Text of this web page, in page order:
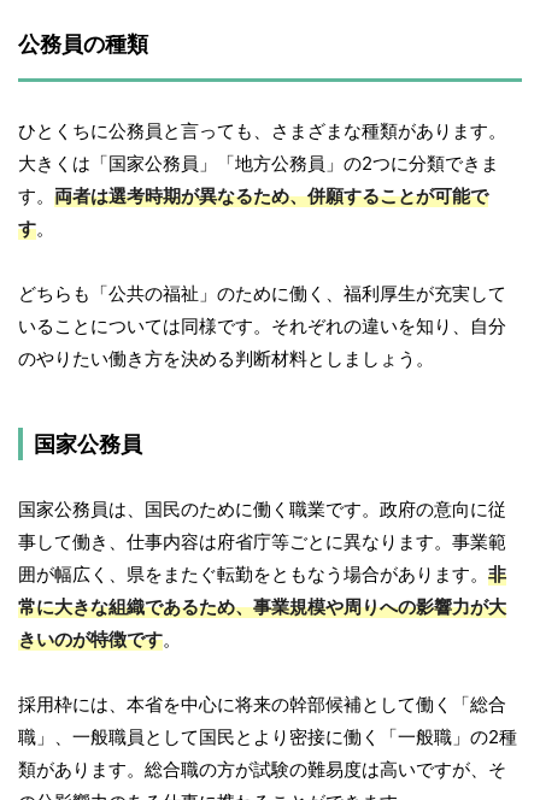
公務員の種類
ひとくちに公務員と言っても、さまざまな種類があります。
大きくは「国家公務員」「地方公務員」の2つに分類できま
す。 両者は選考時期が異なるため、併願することが可能で
す。
どちらも「公共の福祉」のために働く、福利厚生が充実して
いることについては同様です。それぞれの違いを知り、自分
のやりたい働き方を決める判断材料としましょう。
国家公務員
国家公務員は、国民のために働く職業です。政府の意向に従
事して働き、仕事内容は府省庁等ごとに異なります。事業範
囲が幅広く、県をまたぐ転勤をともなう場合があります。 非
常に大きな組織であるため、事業規模や周りへの影響力が大
きいのが特徴です。
採用枠には、本省を中心に将来の幹部候補として働く「総合
職」、一般職員として国民とより密接に働く「一般職」の2種
類があります。総合職の方が試験の難易度は高いですが、そ